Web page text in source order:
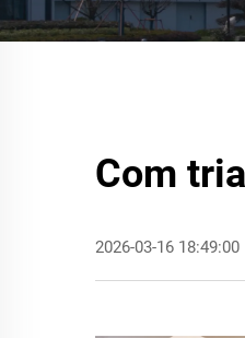
Com
2026-03-16 18:49:00